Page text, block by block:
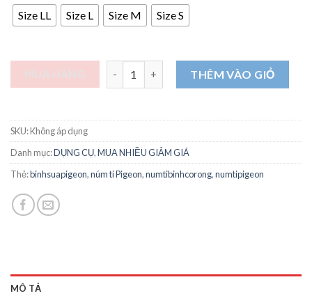
Size LL Size L Size M Size S
Núm ti Pigeon nội địa Nhật cổ rộng (hộp 2
THÊM VÀO GIỎ
SKU:Không áp dụng
Danh mục:DỤNG CỤ,MUA NHIỀU GIẢM GIÁ
Thẻ:binhsuapigeon,núm ti Pigeon,numtibinhcorong,numtipigeon
MÔ TẢ